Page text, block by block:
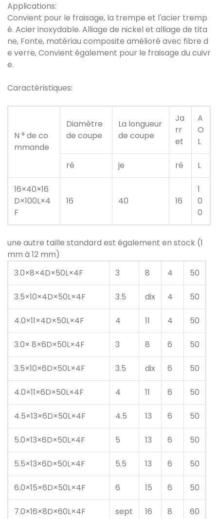
Applications:
Convient pour le fraisage, la trempe et l'acier tremp
é. Acier inoxydable. Alliage de nickel et alliage de tita
ne, Fonte, matériau composite amélioré avec fibre d
e verre, Convient également pour le fraisage du cuivr
e.
Caractéristiques:
N ° de co
mmande
Diamètre
de coupe
La longueur
de coupe
Ja
rr
et
A
O
L
ré je ré L
16×40×16
D×100L×4
F
16 40 16
1
0
0
une autre taille standard est également en stock (1
mm à 12 mm)
3.0×8×4D×50L×4F
3 8 4 50
3.5×10×4D×50L×4F 3.5 dix 4 50
4.0×11×4D×50L×4F 4 11 4 50
3.0× 8×6D×50L×4F 3 8 6 50
3.5×10×6D×50L×4F 3.5 dix 6 50
4.0×11×6D×50L×4F 4 11 6 50
4.5×13×6D×50L×4F 4.5 13 6 50
5.0×13×6D×50L×4F 5 13 6 50
5.5×13×6D×50L×4F 5.5 13 6 50
6.0×15×6D×50L×4F 6 15 6 50
7.0×16×8D×60L×4F sept 16 8 60